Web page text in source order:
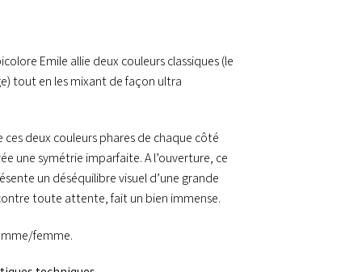
Emile allie deux couleurs classiques (le
tout en les mixant de façon ultra
deux couleurs phares de chaque côté
une symétrie imparfaite. A l’ouverture, ce
un déséquilibre visuel d’une grande
toute attente, fait un bien immense.
femme.